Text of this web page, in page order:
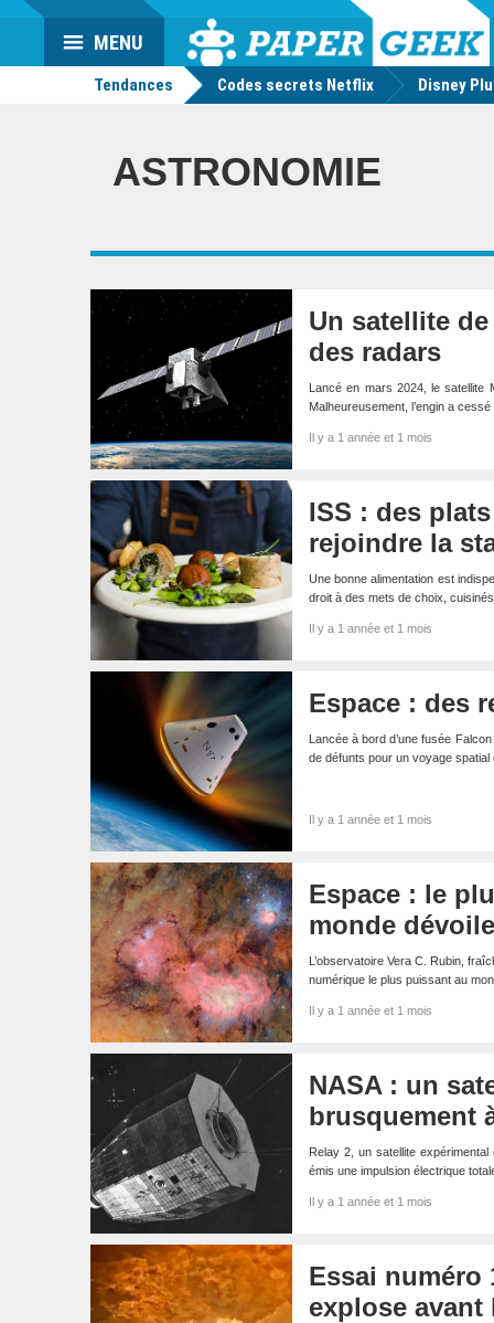
Actu
geek
MENU
Tendances Codes secrets Netflix Disney
ASTRONOMIE
Un satellite
des radars
Lancé en mars 2024, le satellite
Malheureusement, l’engin a
Il y a 1 année et 1 mois
ISS : des
rejoindre la
Une bonne alimentation est
droit à des mets de choix,
Il y a 1 année et 1 mois
Espace : des
Lancée à bord d’une fusée
de défunts pour un voyage
Il y a 1 année et 1 mois
Espace : le
monde
L’observatoire Vera C. Rubin,
numérique le plus puissant au
Il y a 1 année et 1 mois
NASA : un
brusquement
Relay 2, un satellite
émis une impulsion électrique
Il y a 1 année et 1 mois
Essai numéro
explose avant